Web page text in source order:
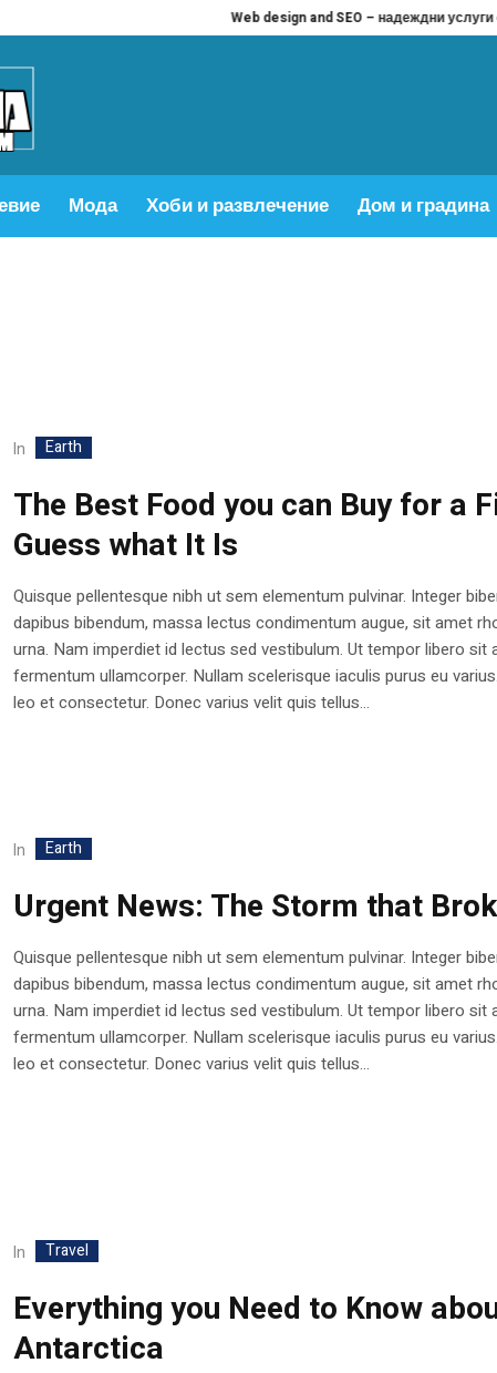
Web design and SEO – надеждни услуги от
Мода Хоби и развлечение Дом и градина
In Earth
The Best Food you can Buy for a
Guess what It Is
Quisque pellentesque nibh ut sem elementum pulvinar. Integer
dapibus bibendum, massa lectus condimentum augue, sit amet
urna. Nam imperdiet id lectus sed vestibulum. Ut tempor libero sit
fermentum ullamcorper. Nullam scelerisque iaculis purus eu
leo et consectetur. Donec varius velit quis tellus...
In Earth
Urgent News: The Storm that
Quisque pellentesque nibh ut sem elementum pulvinar. Integer
dapibus bibendum, massa lectus condimentum augue, sit amet
urna. Nam imperdiet id lectus sed vestibulum. Ut tempor libero sit
fermentum ullamcorper. Nullam scelerisque iaculis purus eu
leo et consectetur. Donec varius velit quis tellus...
In Travel
Everything you Need to Know
Antarctica